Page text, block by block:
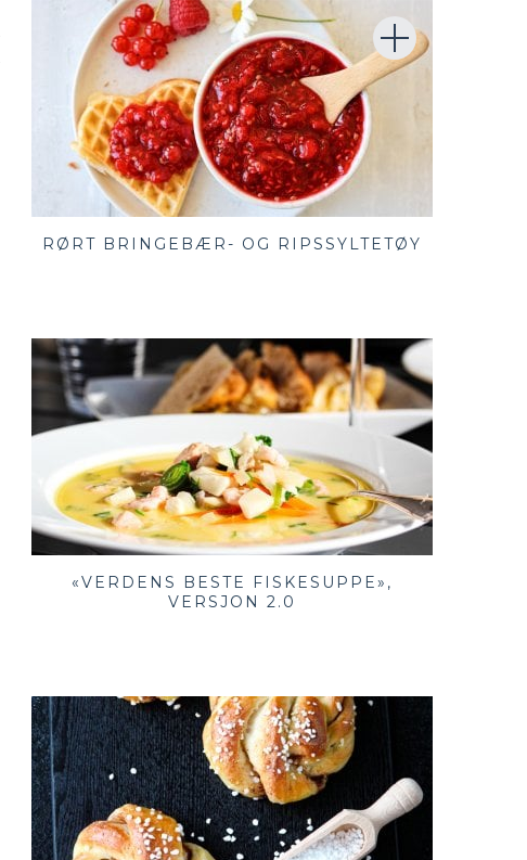
RØRT BRINGEBÆR- OG RIPSSYLTETØY
«VERDENS BESTE FISKESUPPE»,
VERSJON 2.0